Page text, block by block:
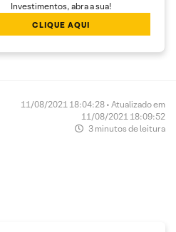
Investimentos, abra a sua!
CLIQUE AQUI
11/08/2021 18:04:28 • Atualizado em
11/08/2021 18:09:52
3 minutos de leitura